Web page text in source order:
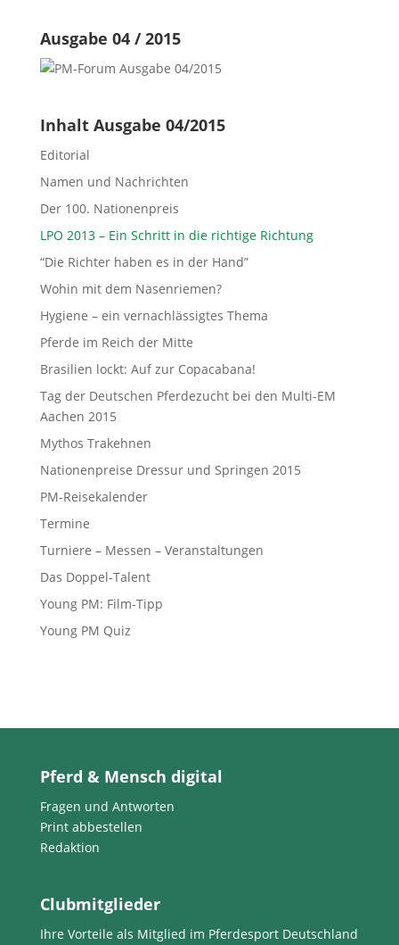
Ausgabe 04 / 2015
Inhalt Ausgabe 04/2015
Editorial
Namen und Nachrichten
Der 100. Nationenpreis
LPO 2013 – Ein Schritt in die richtige Richtung
“Die Richter haben es in der Hand”
Wohin mit dem Nasenriemen?
Hygiene – ein vernachlässigtes Thema
Pferde im Reich der Mitte
Brasilien lockt: Auf zur Copacabana!
Tag der Deutschen Pferdezucht bei den Multi-EM
Aachen 2015
Mythos Trakehnen
Nationenpreise Dressur und Springen 2015
PM-Reisekalender
Termine
Turniere – Messen – Veranstaltungen
Das Doppel-Talent
Young PM: Film-Tipp
Young PM Quiz
Pferd & Mensch digital
Fragen und Antworten
Print abbestellen
Redaktion
Clubmitglieder
Ihre Vorteile als Mitglied im Pferdesport Deutschland